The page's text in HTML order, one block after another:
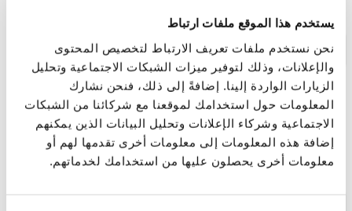
يستخدم هذا الموقع ملفات ارتباط
نحن نستخدم ملفات تعريف الارتباط لتخصيص المحتوى
والإعلانات، وذلك لتوفير ميزات الشبكات الاجتماعية وتحليل
الزيارات الواردة إلينا. إضافةً إلى ذلك، فنحن نشارك
المعلومات حول استخدامك لموقعنا مع شركائنا من الشبكات
الاجتماعية وشركاء الإعلانات وتحليل البيانات الذين يمكنهم
إضافة هذه المعلومات إلى معلومات أخرى تقدمها لهم أو
معلومات أخرى يحصلون عليها من استخدامك لخدماتهم.
ملخص > رابط للنشر
المعالجة والتحرر العاطفي السريع (FEEL):
إطار جسدي لاستكمال دورة التوتر في الخوف
المرتبط بالصدمة